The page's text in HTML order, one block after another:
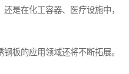
是在化工容器、医疗设施中，
板的应用领域还将不断拓展。